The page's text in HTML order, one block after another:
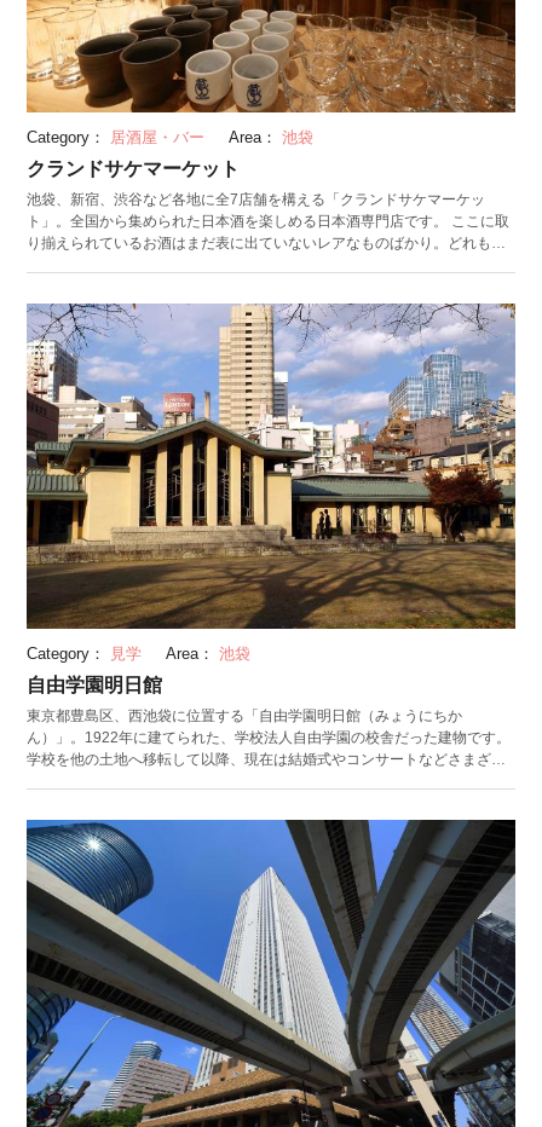
Category： 居酒屋・バー Area： 池袋
クランドサケマーケット
池袋、新宿、渋谷など各地に全7店舗を構える「クランドサケマーケッ
ト」。全国から集められた日本酒を楽しめる日本酒専門店です。 ここに取
り揃えられているお酒はまだ表に出ていないレアなものばかり。どれも小
マーケットの魅力は、100種類以上の日本酒を時間無制限で飲み比べし放
題なこと。時間無制限のため、自分のペースで日本酒を味わうことができ
ます。リーズナブルさを重視したいなら、安価な時間制限付きの料金プラ
ンもおすすめ。料理は持ち込み・途中の買い出し可能となっています。日
本酒好きな方はぜひ一度訪れてみてはいかがでしょうか。
Category： 見学 Area： 池袋
自由学園明日館
東京都豊島区、西池袋に位置する「自由学園明日館（みょうにちか
ん）」。1922年に建てられた、学校法人自由学園の校舎だった建物です。
学校を他の土地へ移転して以降、現在は結婚式やコンサートなどさまざま
の中にすぐれた思いを充たしめたい」という学校設立者の思いが建物内部
の隅々まで、また家具の一つ一つにまで込められています。梁や窓枠、照
明器具は独特の幾何学模様を描き、子供たちを優しく包んでいたかつての
雰囲気が今も訪れる人々の心を温めます。 喫茶付の見学券を購入して、ホ
ールまたは食堂でゆったりとコーヒーと焼き菓子を楽しみながらくつろぐ
のもおすすめです。